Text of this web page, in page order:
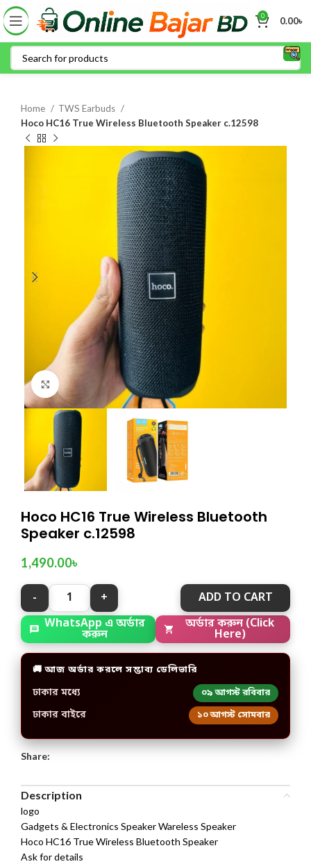
0 0.00৳
Home
TWS Earbuds
Hoco HC16 True Wireless Bluetooth Speaker c.12598
Click to enlarge
Hoco HC16 True Wireless Bluetooth
Speaker c.12598
1,490.00৳
ADD TO CART
WhatsApp এ অর্ডার
করুন
অর্ডার করুন (Click
Here)
🚚 আজ অর্ডার করলে সম্ভাব্য ডেলিভারি
ঢাকার মধ্যে ০৯ আগস্ট রবিবার
ঢাকার বাইরে ১০ আগস্ট সোমবার
Share:
Description
logo
Gadgets & Electronics Speaker Wareless Speaker
Hoco HC16 True Wireless Bluetooth Speaker
Ask for details